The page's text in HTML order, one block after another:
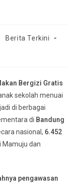
Berita Terkini
Bergizi Gratis
sekolah menuai
di berbagai
di Bandung
nasional, 6.452
Mamuju dan
pengawasan